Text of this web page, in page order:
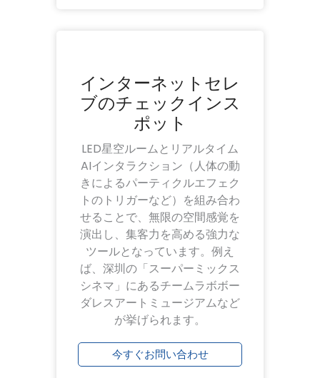
インターネットセレ
ブのチェックインス
ポット
LED星空ルームとリアルタイム
AIインタラクション（人体の動
きによるパーティクルエフェク
トのトリガーなど）を組み合わ
せることで、無限の空間感覚を
演出し、集客力を高める強力な
ツールとなっています。例え
ば、深圳の「スーパーミックス
シネマ」にあるチームラボボー
ダレスアートミュージアムなど
が挙げられます。
今すぐお問い合わせ